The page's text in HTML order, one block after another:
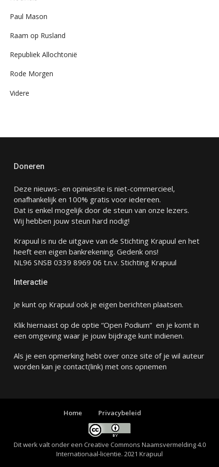
Paul Mason
Raam op Rusland
Republiek Allochtonië
Rode Morgen
Videre
Doneren
Deze nieuws- en opiniesite is niet-commercieel,
onafhankelijk en 100% gratis voor iedereen.
Dat is enkel mogelijk door de steun van onze lezers.
Wij hebben jouw steun hard nodig!
Krapuul is nu de uitgave van de Stichting Krapuul en het
heeft een eigen bankrekening. Gedenk ons!
NL96 SNSB 0339 8969 06 t.n.v. Stichting Krapuul
Interactie
Je kunt op Krapuul ook je eigen berichten plaatsen.
Klik hiernaast op de optie “Open Podium” en je komt in
een omgeving waar je jouw bijdrage kunt indienen.
Als je een opmerking hebt over onze site of je wil auteur
worden kan je contact(link) met ons opnemen
Home Privacybeleid
Dit werk valt onder een Creative Commons Naamsvermelding 4.0
Internationaal-licentie. 2021 Krapuul